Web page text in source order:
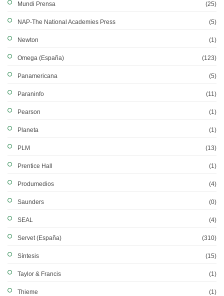
Mundi Prensa (25)
NAP-The National Academies Press (5)
Newton (1)
Omega (España) (123)
Panamericana (5)
Paraninfo (11)
Pearson (1)
Planeta (1)
PLM (13)
Prentice Hall (1)
Produmedios (4)
Saunders (0)
SEAL (4)
Servet (España) (310)
Síntesis (15)
Taylor & Francis (1)
Thieme (1)